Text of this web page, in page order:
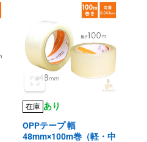
在庫 あり
OPPテープ 幅
48mm×100m巻（軽・中